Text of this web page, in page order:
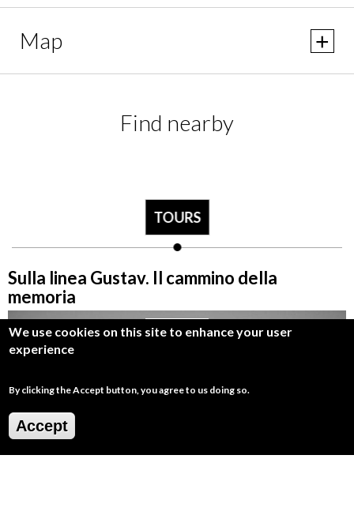
Map
Find nearby
TOURS
Sulla linea Gustav. Il cammino della
memoria
18.92 km
We use cookies on this site to enhance your user
experience
By clicking the Accept button, you agree to us doing so.
Accept